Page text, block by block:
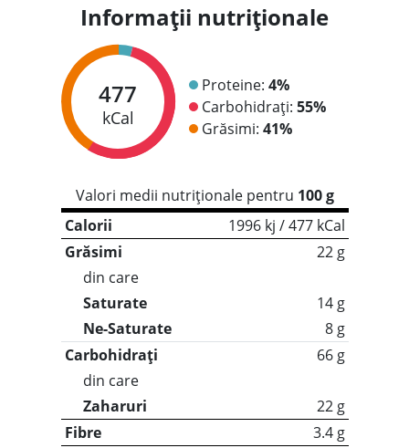
Informații nutriționale
477
kCal
Proteine: 4%
Carbohidrați: 55%
Grăsimi: 41%
Valori medii nutriționale pentru 100 g
Calorii
1996 kj / 477 kCal
Grăsimi
22 g
din care
Saturate
14 g
Ne-Saturate
8 g
Carbohidrați
66 g
din care
Zaharuri
22 g
Fibre
3.4 g